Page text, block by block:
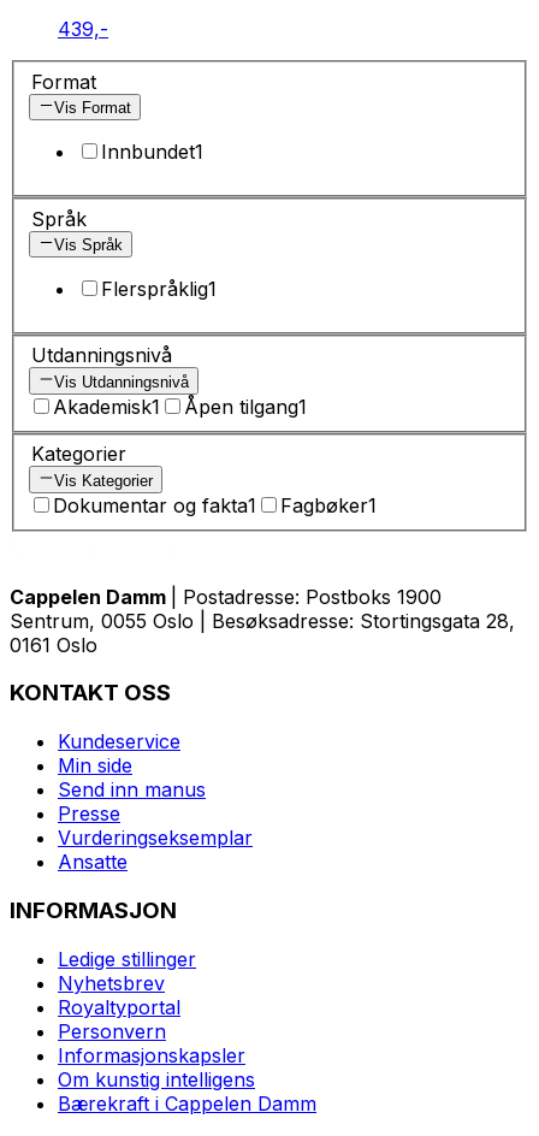
439,-
Format
Vis Format
Innbundet1
Språk
Vis Språk
Flerspråklig1
Utdanningsnivå
Vis Utdanningsnivå
Akademisk1 Åpen tilgang1
Kategorier
Vis Kategorier
Dokumentar og fakta1 Fagbøker1
Cappelen Damm
| Postadresse: Postboks 1900
Sentrum, 0055 Oslo | Besøksadresse: Stortingsgata 28,
0161 Oslo
KONTAKT OSS
Kundeservice
Min side
Send inn manus
Presse
Vurderingseksemplar
Ansatte
INFORMASJON
Ledige stillinger
Nyhetsbrev
Royaltyportal
Personvern
Informasjonskapsler
Om kunstig intelligens
Bærekraft i Cappelen Damm